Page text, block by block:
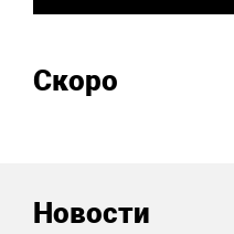
Скоро
Новости